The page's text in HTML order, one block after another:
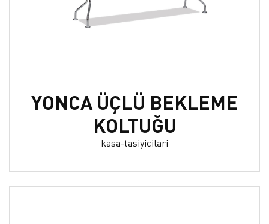
YONCA ÜÇLÜ BEKLEME
KOLTUĞU
kasa-tasiyicilari